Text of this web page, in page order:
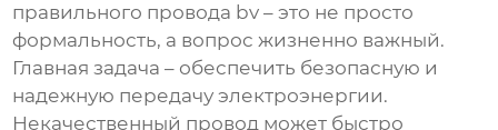
правильного провода bv – это не просто
формальность, а вопрос жизненно важный.
Главная задача – обеспечить безопасную и
надежную передачу электроэнергии.
Некачественный провод может быстро